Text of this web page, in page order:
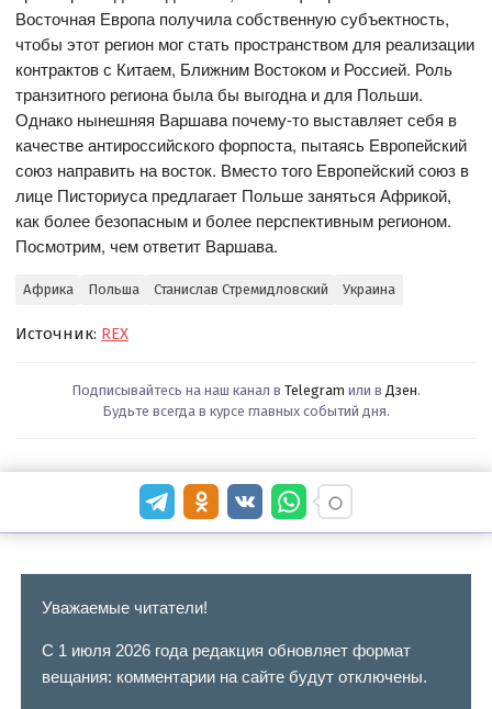
Восточная Европа получила собственную субъектность,
чтобы этот регион мог стать пространством для реализации
контрактов с Китаем, Ближним Востоком и Россией. Роль
транзитного региона была бы выгодна и для Польши.
Однако нынешняя Варшава почему-то выставляет себя в
качестве антироссийского форпоста, пытаясь Европейский
союз направить на восток. Вместо того Европейский союз в
лице Писториуса предлагает Польше заняться Африкой,
как более безопасным и более перспективным регионом.
Посмотрим, чем ответит Варшава.
Африка Польша Станислав Стремидловский Украина
Источник: REX
Подписывайтесь на наш канал в Telegram или в Дзен.
Будьте всегда в курсе главных событий дня.
Уважаемые читатели!
С 1 июля 2026 года редакция обновляет формат
вещания: комментарии на сайте будут отключены.